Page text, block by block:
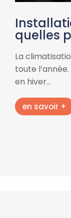
quelles
La
toute
en hiver…
en savoir +